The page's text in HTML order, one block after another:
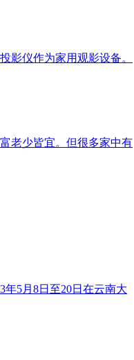
影仪作为家用观影设备。
老少皆宜。但很多家中有
5月8日至20日在云南大